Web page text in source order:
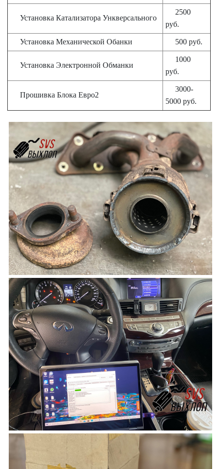
Установка Катализатора Ункверсального
2500
руб.
Установка Механической Обанки 500 руб.
Установка Электронной Обманки
1000
руб.
Прошивка Блока Евро2
3000-
5000 руб.